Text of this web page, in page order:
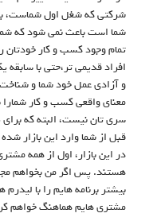
شرکتی که شغل اول شماست،
شما است باعث نمی شود که شما
تمام وجود کسب و کار خودتان
افراد قدیمی تر،حتی با
و آزادی عمل خود شما و
معنای واقعی کسب و کار شمارا
سری تان نیست، البته که
قبل از شما وارد این بازار شده
در این بازار، اول از همه
هستند. پس اگر من بخواهم
بیشتر برنامه هایم را با
مشتری هایم هماهنگ خواهم